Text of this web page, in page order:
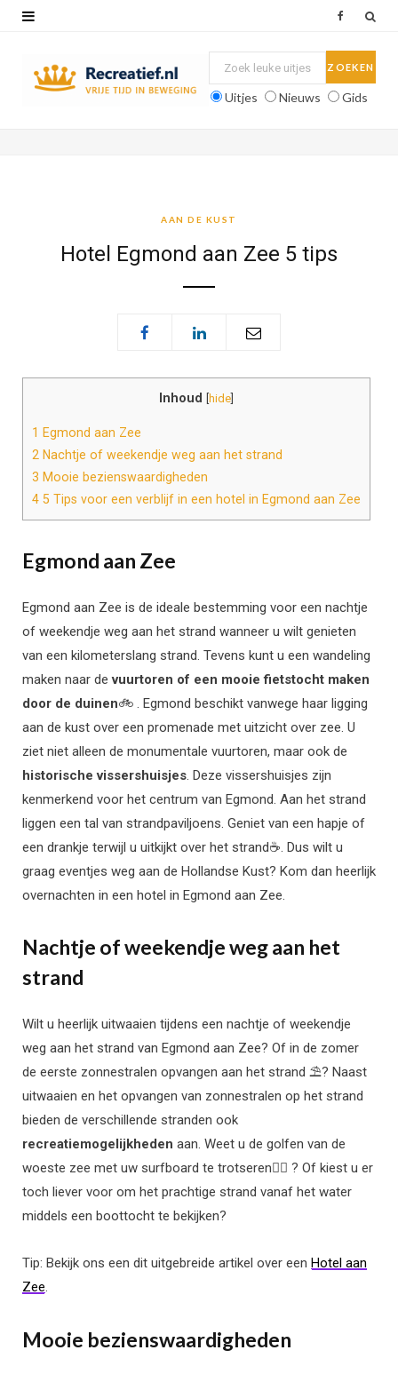
Uitjes Nieuws Gids
AAN DE KUST
Hotel Egmond aan Zee 5 tips
Inhoud hide
1 Egmond aan Zee
2 Nachtje of weekendje weg aan het strand
3 Mooie bezienswaardigheden
4 5 Tips voor een verblijf in een hotel in Egmond aan Zee
Egmond aan Zee
Egmond aan Zee is de ideale bestemming voor een nachtje
of weekendje weg aan het strand wanneer u wilt genieten
van een kilometerslang strand. Tevens kunt u een wandeling
maken naar devuurtoren of een mooie fietstocht maken
door de duinen🚲 . Egmond beschikt vanwege haar ligging
aan de kust over een promenade met uitzicht over zee. U
ziet niet alleen de monumentale vuurtoren, maar ook de
historische vissershuisjes. Deze vissershuisjes zijn
kenmerkend voor het centrum van Egmond. Aan het strand
liggen een tal van strandpaviljoens. Geniet van een hapje of
een drankje terwijl u uitkijkt over het strand☕. Dus wilt u
graag eventjes weg aan de Hollandse Kust? Kom dan heerlijk
overnachten in een hotel in Egmond aan Zee.
Nachtje of weekendje weg aan het
strand
Wilt u heerlijk uitwaaien tijdens een nachtje of weekendje
weg aan het strand van Egmond aan Zee? Of in de zomer
de eerste zonnestralen opvangen aan het strand ⛱? Naast
uitwaaien en het opvangen van zonnestralen op het strand
bieden de verschillende stranden ook
recreatiemogelijkheden aan. Weet u de golfen van de
woeste zee met uw surfboard te trotseren🏄‍♀️ ? Of kiest u er
toch liever voor om het prachtige strand vanaf het water
middels een boottocht te bekijken?
Tip: Bekijk ons een dit uitgebreide artikel over een Hotel aan
Zee.
Mooie bezienswaardigheden